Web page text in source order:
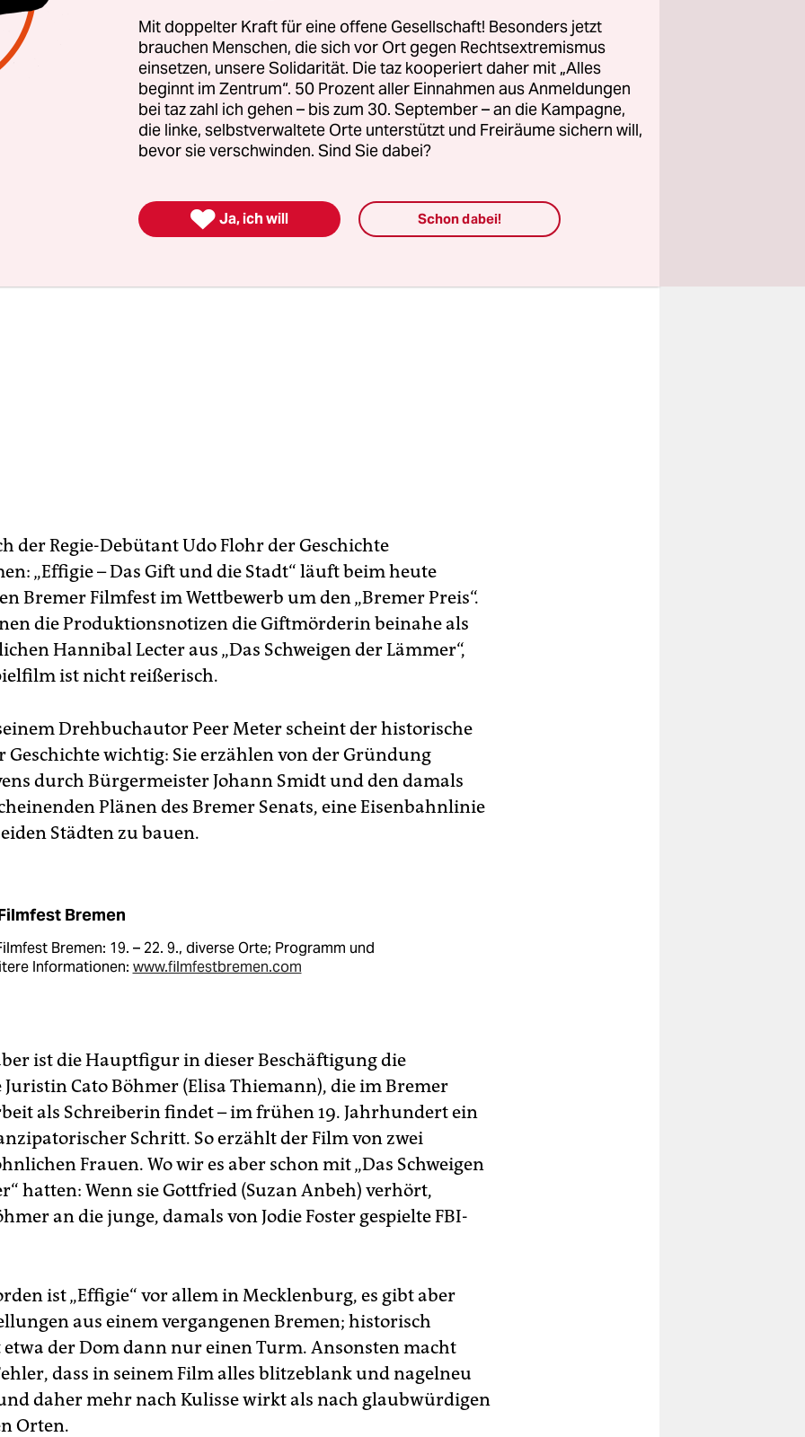
als ein Dutzend Menschen hat in Bremen eine gewisse
ins Jenseits befördert, und das schon zwischen 1813
mit Mäusegift. Die 1831 hingerichtete Gottfried hat immer
auf sich gezogen, auch Filme entstanden, am
dürfte Rainer Werner Fassbinders TV-­Adaption seines
der Regie-Debütant Udo Flohr der Geschichte
„Effigie – Das Gift und die Stadt“ läuft beim heute
Bremer Filmfest im Wettbewerb um den „Bremer Preis“.
die Produktionsnotizen die Giftmörderin beinahe als
Hannibal Lecter aus „Das Schweigen der Lämmer“,
ist nicht reißerisch.
Drehbuchautor Peer Meter scheint der historische
Geschichte wichtig: Sie erzählen von der Gründung
durch Bürgermeister Johann Smidt und den damals
Plänen des Bremer Senats, eine Eisenbahnlinie
Städten zu bauen.
Bremen
Bremen: 19. – 22. 9., diverse Orte; Programm und
Informationen: www.filmfestbremen.com
ist die Hauptfigur in dieser Beschäftigung die
Juristin Cato Böhmer (Elisa Thiemann), die im Bremer
als Schreiberin findet – im frühen 19. Jahrhundert ein
Schritt. So erzählt der Film von zwei
Frauen. Wo wir es aber schon mit „Das Schweigen
hatten: Wenn sie Gottfried (Suzan Anbeh) verhört,
an die junge, damals von Jodie Foster gespielte FBI-
ist „Effigie“ vor allem in Mecklenburg, es gibt aber
aus einem vergangenen Bremen; historisch
der Dom dann nur einen Turm. Ansonsten macht
dass in seinem Film alles blitzeblank und nagelneu
daher mehr nach Kulisse wirkt als nach glaubwürdigen
Orten.
Mit doppelter Kraft für eine offene Gesellschaft! Besonders jetzt
brauchen Menschen, die sich vor Ort gegen Rechtsextremismus
einsetzen, unsere Solidarität. Die taz kooperiert daher mit „Alles
beginnt im Zentrum“. 50 Prozent aller Einnahmen aus Anmeldungen
bei taz zahl ich gehen – bis zum 30. September – an die Kampagne,
die linke, selbstverwaltete Orte unterstützt und Freiräume sichern will,
bevor sie verschwinden. Sind Sie dabei?
 Ja, ich will Schon dabei!